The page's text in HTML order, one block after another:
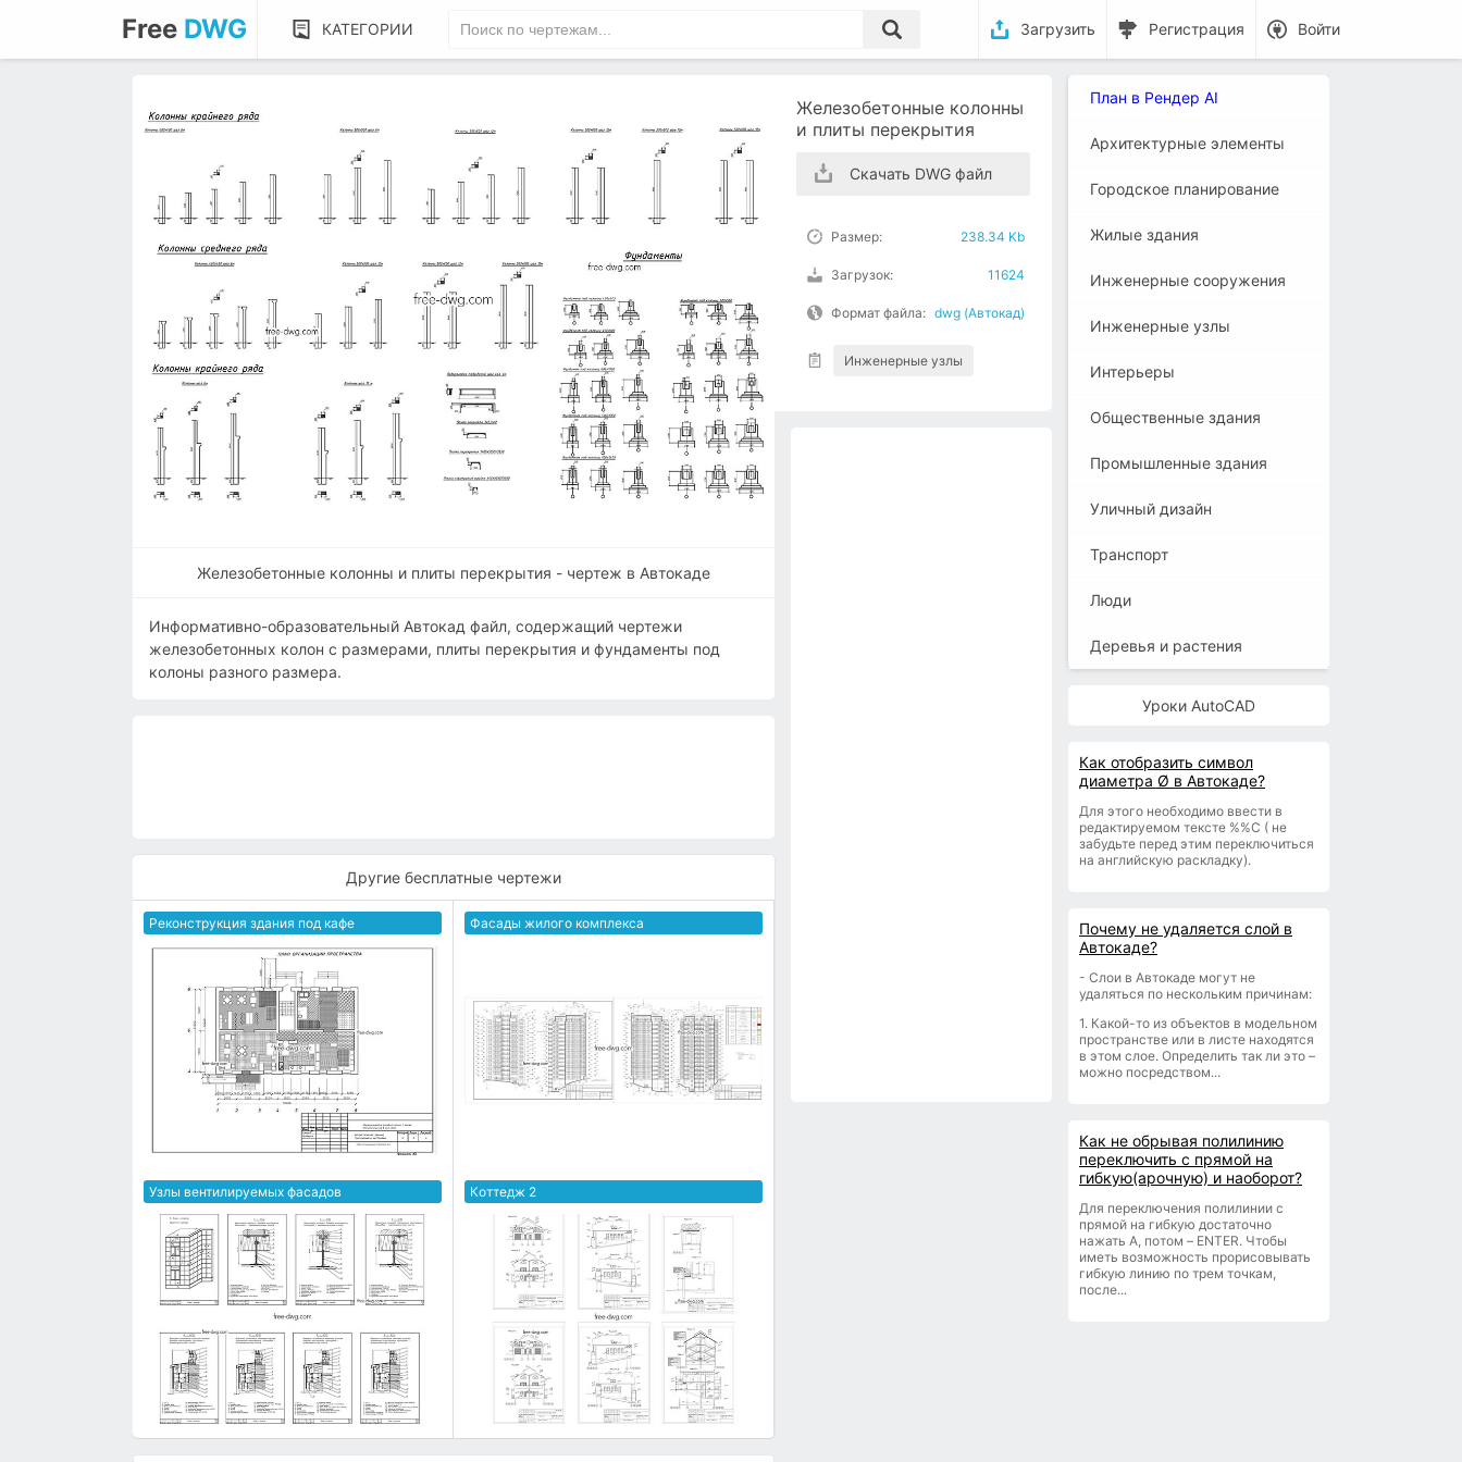
Free DWG КАТЕГОРИИ Загрузить Регистрация Войти
Железобетонные колонны
и плиты перекрытия
Скачать DWG файл
Размер: 238.34 Kb
Загрузок: 11624
Формат файла: dwg (Автокад)
Инженерные узлы
Железобетонные колонны и плиты перекрытия - чертеж в Автокаде
Информативно-образовательный Автокад файл, содержащий чертежи
железобетонных колон с размерами, плиты перекрытия и фундаменты под
колоны разного размера.
Другие бесплатные чертежи
Реконструкция здания под кафе Фасады жилого комплекса
Узлы вентилируемых фасадов Коттедж 2
План в Рендер AI
Архитектурные элементы
Городское планирование
Жилые здания
Инженерные сооружения
Инженерные узлы
Интерьеры
Общественные здания
Промышленные здания
Уличный дизайн
Транспорт
Люди
Деревья и растения
Уроки AutoCAD
Как отобразить символ
диаметра Ø в Автокаде?
Для этого необходимо ввести в
редактируемом тексте %%С ( не
забудьте перед этим переключиться
на английскую раскладку).
Почему не удаляется слой в
Автокаде?
- Слои в Автокаде могут не
удаляться по нескольким причинам:
1. Какой-то из объектов в модельном
пространстве или в листе находятся
в этом слое. Определить так ли это –
можно посредством...
Как не обрывая полилинию
переключить с прямой на
гибкую(арочную) и наоборот?
Для переключения полилинии с
прямой на гибкую достаточно
нажать A, потом – ENTER. Чтобы
иметь возможность прорисовывать
гибкую линию по трем точкам,
после...